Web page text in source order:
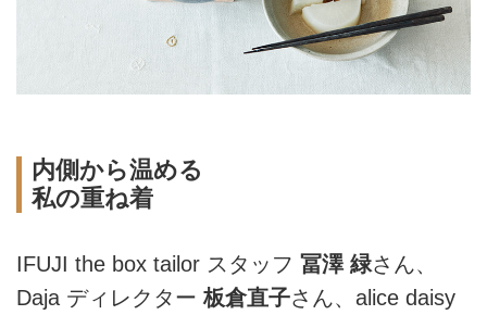
内側から温める
私の重ね着
IFUJI the box tailor スタッフ 冨澤 緑さん、
Daja ディレクター板倉直子さん、alice daisy